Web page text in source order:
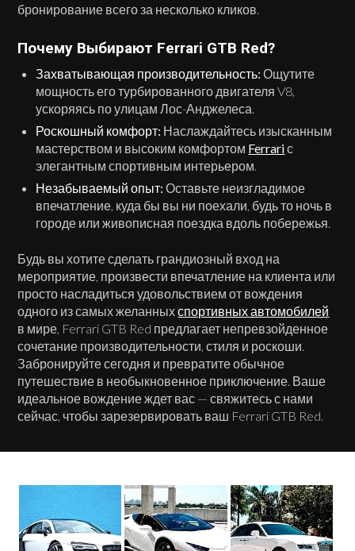
бронирование всего за несколько кликов.
Почему Выбирают Ferrari GTB Red?
Захватывающая производительность: Ощутите
мощность его турбированного двигателя V8,
ускоряясь по улицам Лос-Анджелеса.
Роскошный комфорт: Наслаждайтесь изысканным
мастерством и высоким комфортом Ferrariс
элегантным спортивным интерьером.
Незабываемый опыт: Оставьте неизгладимое
впечатление, куда бы вы ни поехали, будь то ночь в
городе или живописная поездка вдоль побережья.
Будь вы хотите сделать грандиозный вход на
мероприятие, произвести впечатление на клиента или
просто насладиться удовольствием от вождения
одного из самых желанныхспортивных автомобилей
в мире, Ferrari GTB Red предлагает непревзойденное
сочетание производительности, стиля и роскоши.
Забронируйте сегодня и превратите обычное
путешествие в необыкновенное приключение. Ваше
идеальное вождение ждет вас — свяжитесь с нами
сейчас, чтобы зарезервировать ваш Ferrari GTB Red.